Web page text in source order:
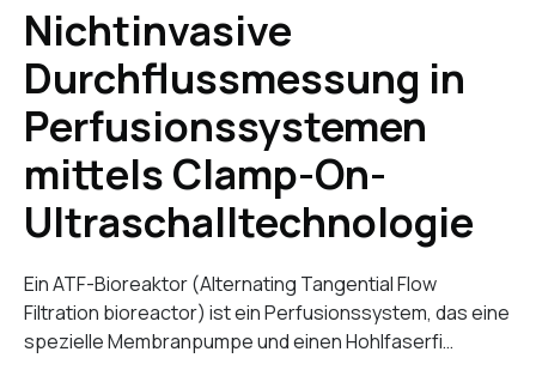
Nichtinvasive
Durchflussmessung in
Perfusionssystemen
mittels Clamp-On-
Ultraschalltechnologie
Ein ATF-Bioreaktor (Alternating Tangential Flow
Filtration bioreactor) ist ein Perfusionssystem, das eine
spezielle Membranpumpe und einen Hohlfaserfi…